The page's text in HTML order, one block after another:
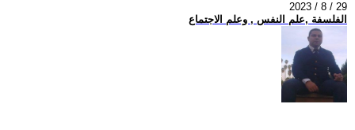
2023 / 8 / 29
الفلسفة ,علم النفس , وعلم الاجتماع